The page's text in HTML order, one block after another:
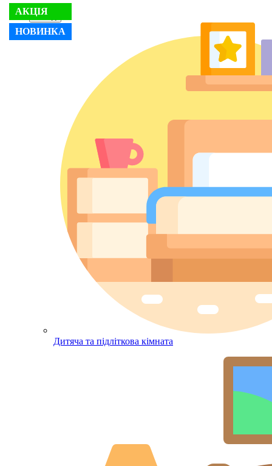
Назад
Дитяча та підліткова кімната
АКЦІЯ
НОВИНКА